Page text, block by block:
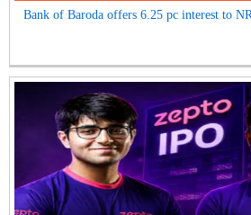
Bank of Baroda offers 6.25 pc interest to